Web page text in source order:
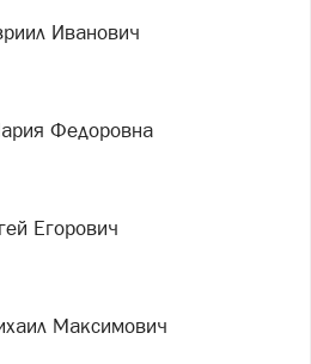
Иванович
Федоровна
Егорович
Максимович